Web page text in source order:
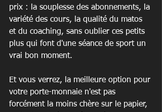
prix : la souplesse des abonnements, la
variété des cours, la qualité du matos
et du coaching, sans oublier ces petits
plus qui font d'une séance de sport un
vrai bon moment.
Et vous verrez, la meilleure option pour
votre porte-monnaie n'est pas
forcément la moins chère sur le papier,